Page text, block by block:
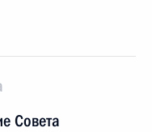
Совета